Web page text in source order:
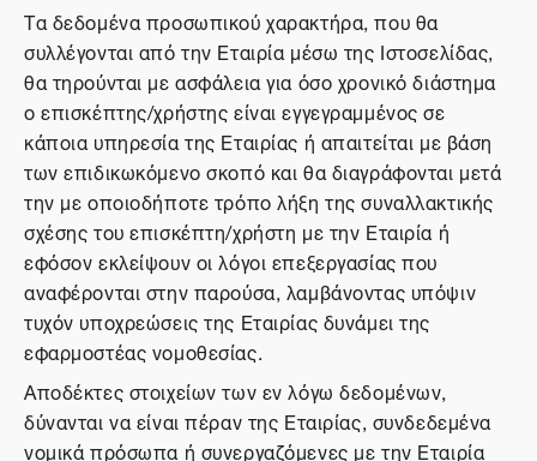
Τα δεδομένα προσωπικού χαρακτήρα, που θα
συλλέγονται από την Εταιρία μέσω της Ιστοσελίδας,
θα τηρούνται με ασφάλεια για όσο χρονικό διάστημα
ο επισκέπτης/χρήστης είναι εγγεγραμμένος σε
κάποια υπηρεσία της Εταιρίας ή απαιτείται με βάση
των επιδικωκόμενο σκοπό και θα διαγράφονται μετά
την με οποιοδήποτε τρόπο λήξη της συναλλακτικής
σχέσης του επισκέπτη/χρήστη με την Εταιρία ή
εφόσον εκλείψουν οι λόγοι επεξεργασίας που
αναφέρονται στην παρούσα, λαμβάνοντας υπόψιν
τυχόν υποχρεώσεις της Εταιρίας δυνάμει της
εφαρμοστέας νομοθεσίας.
Αποδέκτες στοιχείων των εν λόγω δεδομένων,
δύνανται να είναι πέραν της Εταιρίας, συνδεδεμένα
νομικά πρόσωπα ή συνεργαζόμενες με την Εταιρία